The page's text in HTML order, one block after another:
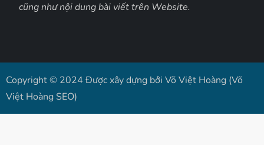
cũng như nội dung bài viết trên Website.
Copyright © 2024 Được xây dựng bởi Võ Việt Hoàng (Võ
Việt Hoàng SEO)